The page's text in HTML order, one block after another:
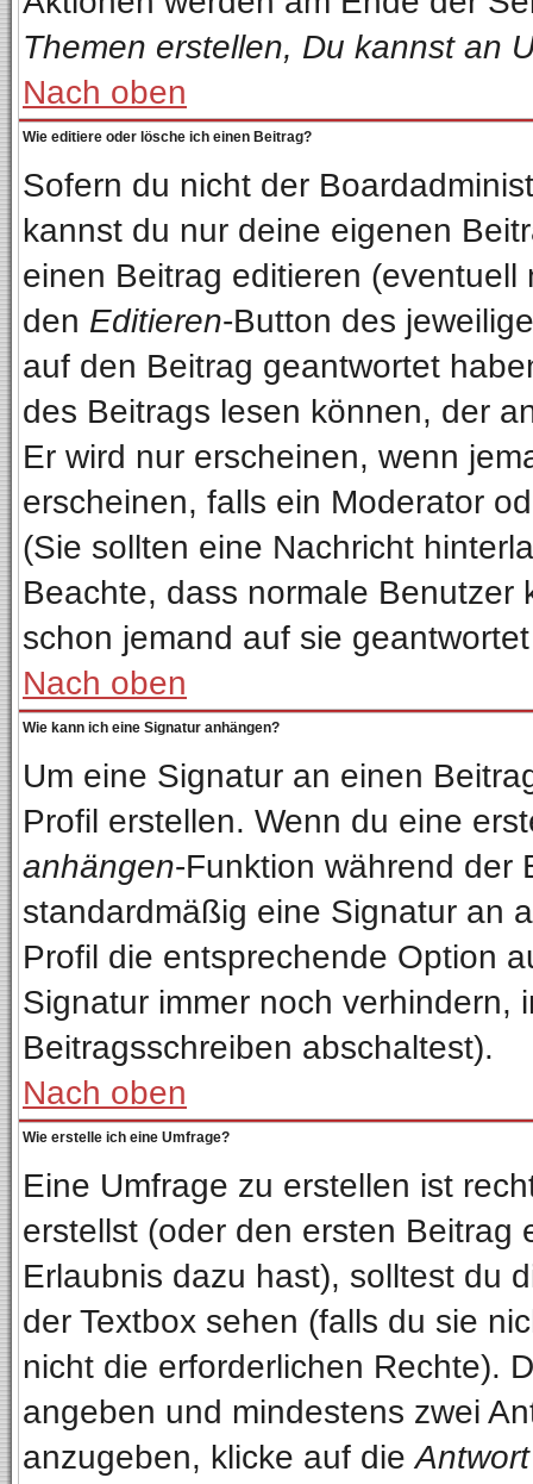
Themen erstellen, Du kannst an
Nach oben
Wie editiere oder lösche ich einen Beitrag?
Sofern du nicht der
kannst du nur deine eigenen
einen Beitrag editieren
den Editieren-Button des
auf den Beitrag geantwortet
des Beitrags lesen können, der
Er wird nur erscheinen, wenn
erscheinen, falls ein Moderator
(Sie sollten eine Nachricht
Beachte, dass normale
schon jemand auf sie
Nach oben
Wie kann ich eine Signatur anhängen?
Um eine Signatur an einen
Profil erstellen. Wenn du eine
anhängen-Funktion während der
standardmäßig eine Signatur an
Profil die entsprechende Option
Signatur immer noch verhindern,
Beitragsschreiben abschaltest).
Nach oben
Wie erstelle ich eine Umfrage?
Eine Umfrage zu erstellen ist
erstellst (oder den ersten Beitrag
Erlaubnis dazu hast), solltest du
der Textbox sehen (falls du sie
nicht die erforderlichen Rechte).
angeben und mindestens zwei
anzugeben, klicke auf die